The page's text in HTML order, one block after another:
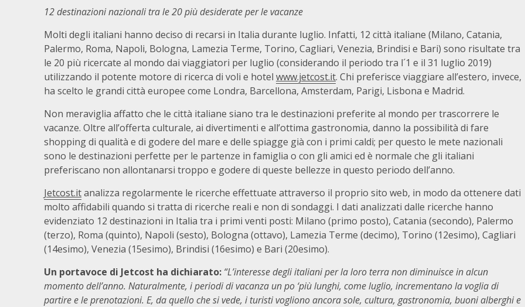
12 destinazioni nazionali tra le 20 più desiderate per le vacanze
Molti degli italiani hanno deciso di recarsi in Italia durante luglio. Infatti, 12 città italiane (Milano, Catania,
Palermo, Roma, Napoli, Bologna, Lamezia Terme, Torino, Cagliari, Venezia, Brindisi e Bari) sono risultate tra
le 20 più ricercate al mondo dai viaggiatori per luglio (considerando il periodo tra l´1 e il 31 luglio 2019)
utilizzando il potente motore di ricerca di voli e hotel www.jetcost.it. Chi preferisce viaggiare all’estero, invece,
ha scelto le grandi città europee come Londra, Barcellona, Amsterdam, Parigi, Lisbona e Madrid.
Non meraviglia affatto che le città italiane siano tra le destinazioni preferite al mondo per trascorrere le
vacanze. Oltre all’offerta culturale, ai divertimenti e all’ottima gastronomia, danno la possibilità di fare
shopping di qualità e di godere del mare e delle spiagge già con i primi caldi; per questo le mete nazionali
sono le destinazioni perfette per le partenze in famiglia o con gli amici ed è normale che gli italiani
preferiscano non allontanarsi troppo e godere di queste bellezze in questo periodo dell’anno.
Jetcost.itanalizza regolarmente le ricerche effettuate attraverso il proprio sito web, in modo da ottenere dati
molto affidabili quando si tratta di ricerche reali e non di sondaggi. I dati analizzati dalle ricerche hanno
evidenziato 12 destinazioni in Italia tra i primi venti posti: Milano (primo posto), Catania (secondo), Palermo
(terzo), Roma (quinto), Napoli (sesto), Bologna (ottavo), Lamezia Terme (decimo), Torino (12esimo), Cagliari
(14esimo), Venezia (15esimo), Brindisi (16esimo) e Bari (20esimo).
Un portavoce di Jetcost ha dichiarato: “L’interesse degli italiani per la loro terra non diminuisce in alcun
momento dell’anno. Naturalmente, i periodi di vacanza un po ‘più lunghi, come luglio, incrementano la voglia di
partire e le prenotazioni. E, da quello che si vede, i turisti vogliono ancora sole, cultura, gastronomia, buoni alberghi e